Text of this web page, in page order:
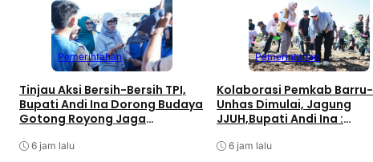
Pemerintahan
Tinjau Aksi Bersih-Bersih TPI,
Bupati Andi Ina Dorong Budaya
Gotong Royong Jaga
6 jam lalu
Pemerintahan
Kolaborasi Pemkab Barru-
Unhas Dimulai, Jagung
JJUH,Bupati Andi Ina :
6 jam lalu